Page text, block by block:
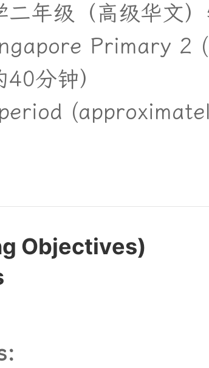
二年级 （高级华文）
Primary 2
40分钟）
g Objectives)